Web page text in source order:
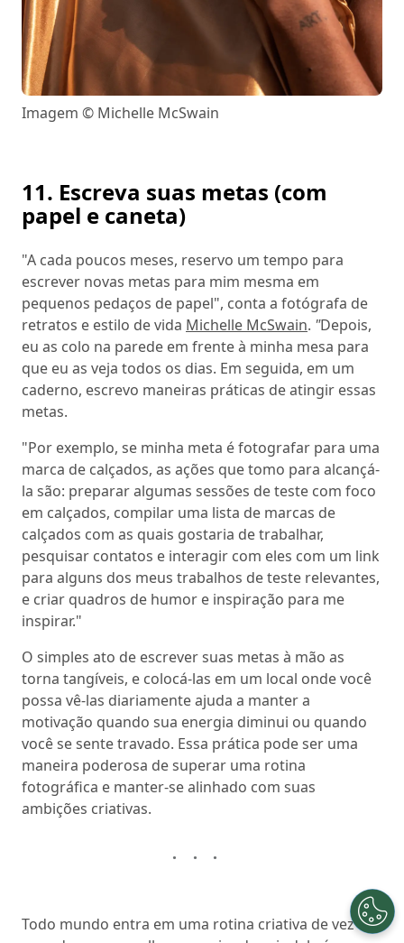
Imagem © Michelle McSwain
11. Escreva suas metas (com
papel e caneta)
"A cada poucos meses, reservo um tempo para
escrever novas metas para mim mesma em
pequenos pedaços de papel", conta a fotógrafa de
retratos e estilo de vida Michelle McSwain. "Depois,
eu as colo na parede em frente à minha mesa para
que eu as veja todos os dias. Em seguida, em um
caderno, escrevo maneiras práticas de atingir essas
metas.
"Por exemplo, se minha meta é fotografar para uma
marca de calçados, as ações que tomo para alcançá-
la são: preparar algumas sessões de teste com foco
em calçados, compilar uma lista de marcas de
calçados com as quais gostaria de trabalhar,
pesquisar contatos e interagir com eles com um link
para alguns dos meus trabalhos de teste relevantes,
e criar quadros de humor e inspiração para me
inspirar."
O simples ato de escrever suas metas à mão as
torna tangíveis, e colocá-las em um local onde você
possa vê-las diariamente ajuda a manter a
motivação quando sua energia diminui ou quando
você se sente travado. Essa prática pode ser uma
maneira poderosa de superar uma rotina
fotográfica e manter-se alinhado com suas
ambições criativas.
Todo mundo entra em uma rotina criativa de vez em